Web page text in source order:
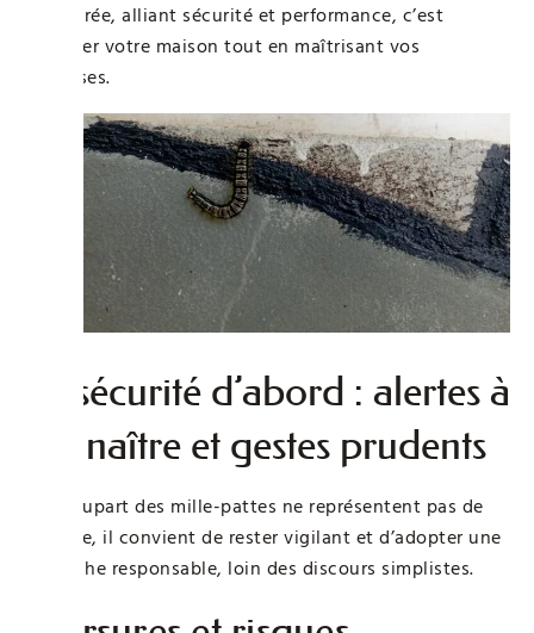
équilibrée, alliant sécurité et performance, c’est
protéger votre maison tout en maîtrisant vos
dépenses.
La sécurité d’abord : alertes à
connaître et gestes prudents
Si la plupart des mille-pattes ne représentent pas de
menace, il convient de rester vigilant et d’adopter une
approche responsable, loin des discours simplistes.